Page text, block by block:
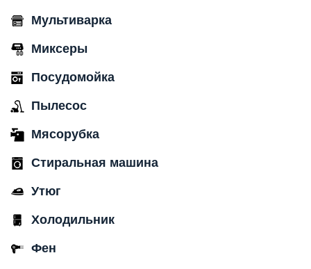
Мультиварка
Миксеры
Посудомойка
Пылесос
Мясорубка
Стиральная машина
Утюг
Холодильник
Фен